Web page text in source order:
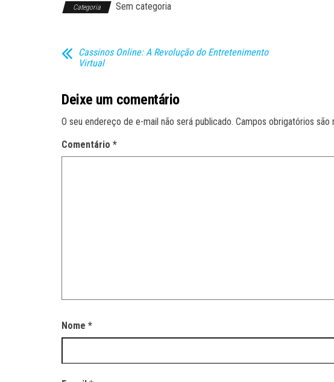
Categoria Sem categoria
Cassinos Online: A Revolução do Entretenimento
Virtual
Deixe um comentário
O seu endereço de e-mail não será publicado. Campos obrigatórios são
Comentário *
Nome *